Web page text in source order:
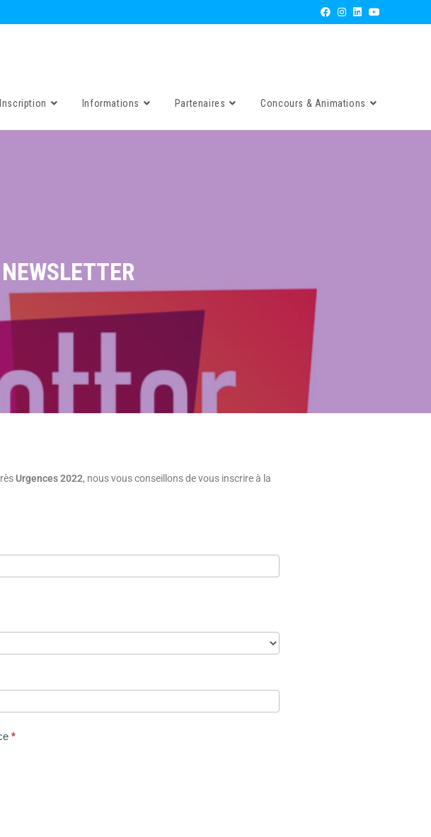
Inscription Informations Partenaires Concours & Animations
Urgences 2022, nous vous conseillons de vous inscrire à la
*